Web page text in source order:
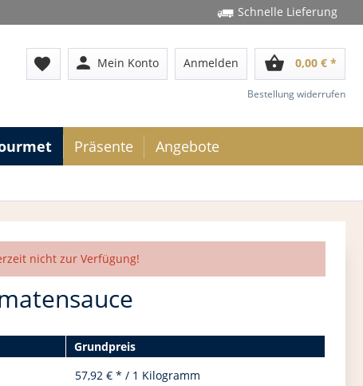
Schnelle Lieferung
favorite person Mein Konto Anmelden shopping_basket 0,00 € *
Bestellung widerrufen
Präsente Angebote
nicht zur Verfügung!
Grundpreis
57,92 € * / 1 Kilogramm